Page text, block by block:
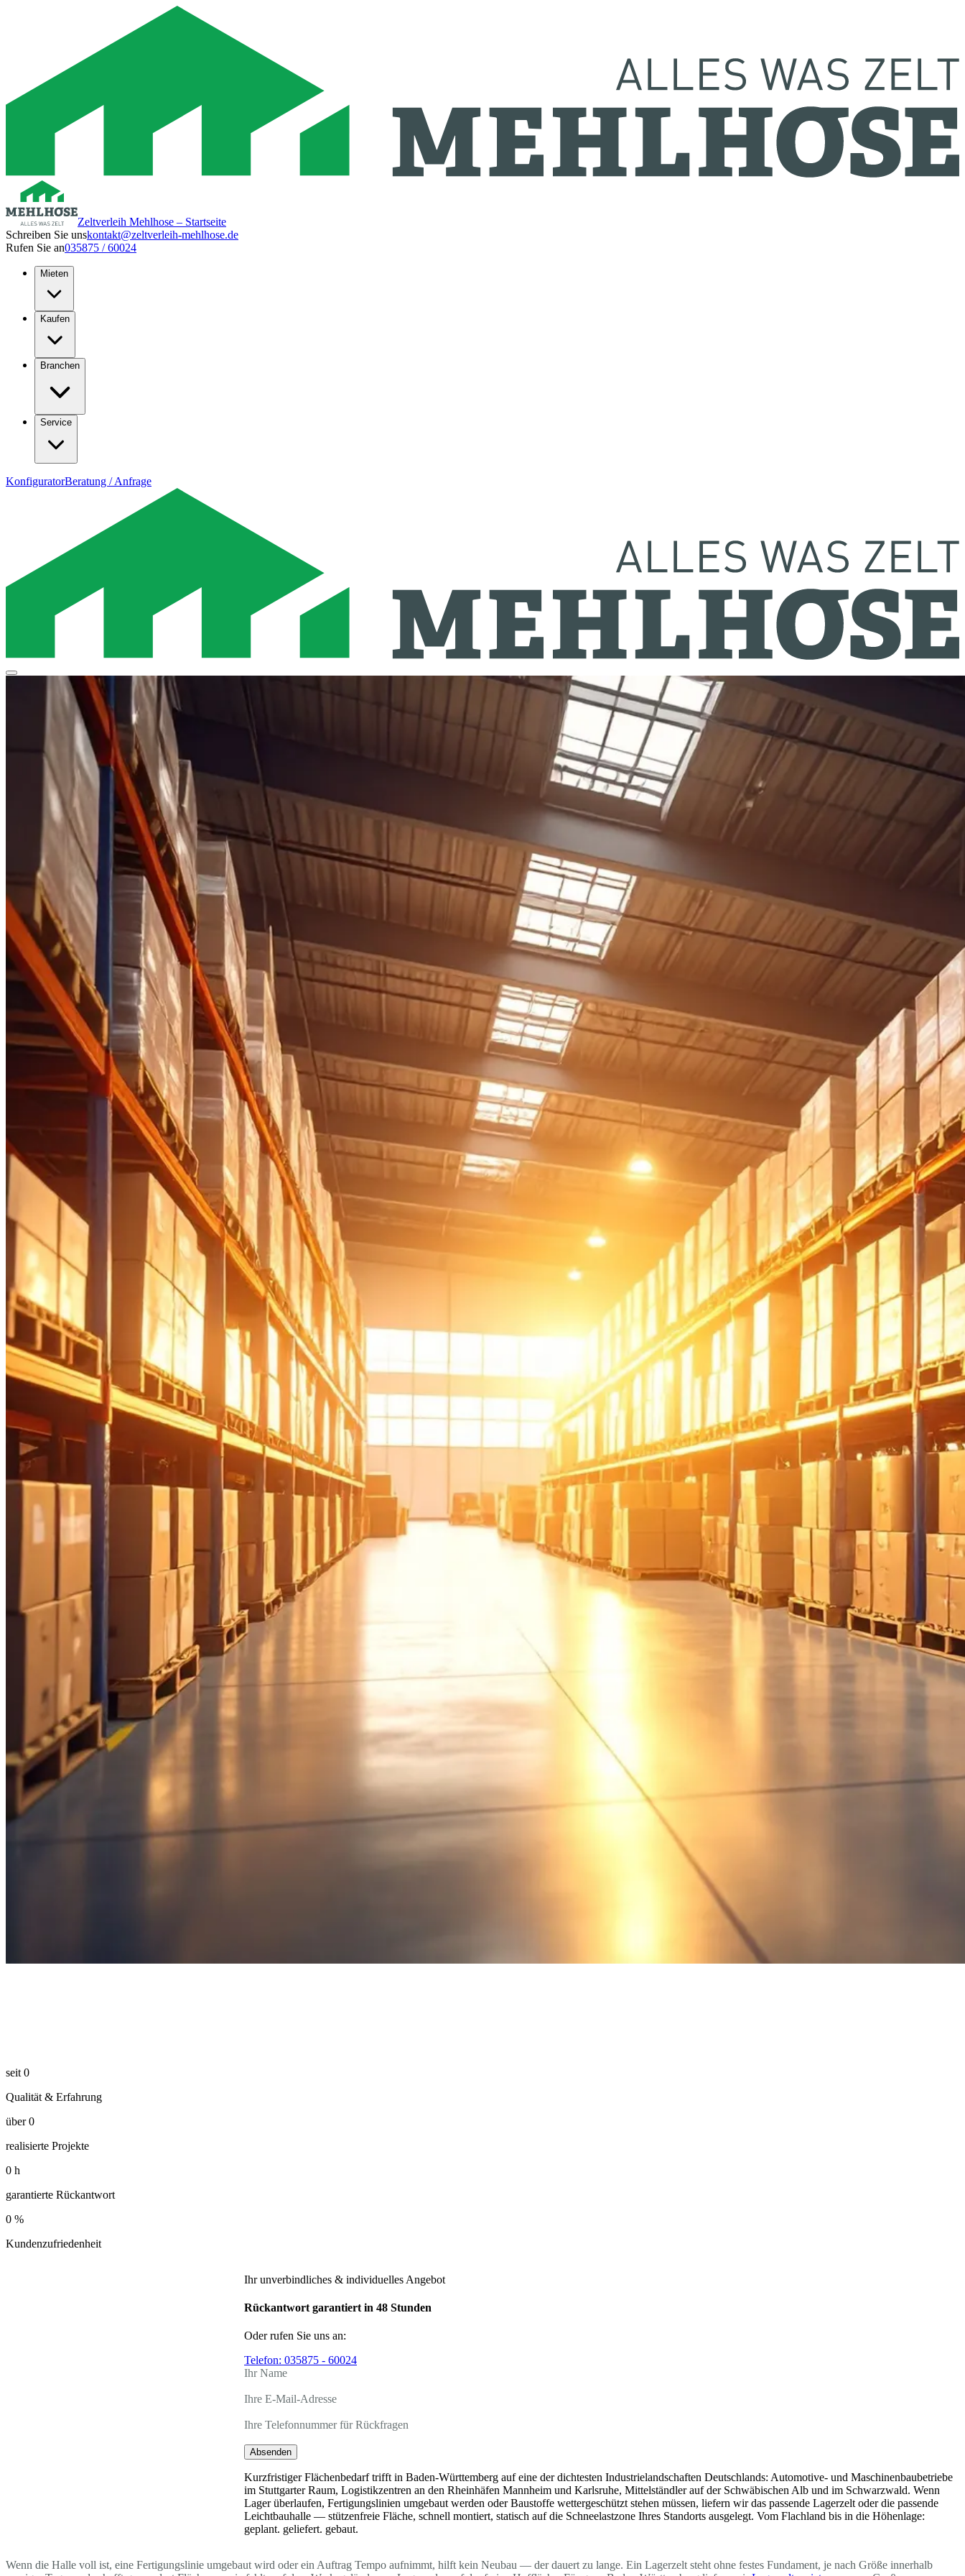
Zeltverleih Mehlhose – Startseite
Schreiben Sie unskontakt@zeltverleih-mehlhose.de
Rufen Sie an035875 / 60024
Mieten
Kaufen
Branchen
Service
KonfiguratorBeratung / Anfrage
seit 0
Qualität & Erfahrung
über 0
realisierte Projekte
0 h
garantierte Rückantwort
0 %
Kundenzufriedenheit
Ihr unverbindliches & individuelles Angebot
Rückantwort garantiert in 48 Stunden
Oder rufen Sie uns an:
Telefon: 035875 - 60024
Ihr Name
Ihre E-Mail-Adresse
Ihre Telefonnummer für Rückfragen
Absenden
Kurzfristiger Flächenbedarf trifft in Baden-Württemberg auf eine der dichtesten Industrielandschaften Deutschlands: Automotive- und Maschinenbaubetriebe
im Stuttgarter Raum, Logistikzentren an den Rheinhäfen Mannheim und Karlsruhe, Mittelständler auf der Schwäbischen Alb und im Schwarzwald. Wenn
Lager überlaufen, Fertigungslinien umgebaut werden oder Baustoffe wettergeschützt stehen müssen, liefern wir das passende Lagerzelt oder die passende
Leichtbauhalle — stützenfreie Fläche, schnell montiert, statisch auf die Schneelastzone Ihres Standorts ausgelegt. Vom Flachland bis in die Höhenlage:
geplant. geliefert. gebaut.
Wenn die Halle voll ist, eine Fertigungslinie umgebaut wird oder ein Auftrag Tempo aufnimmt, hilft kein Neubau — der dauert zu lange. Ein Lagerzelt steht ohne festes Fundament, je nach Größe innerhalb